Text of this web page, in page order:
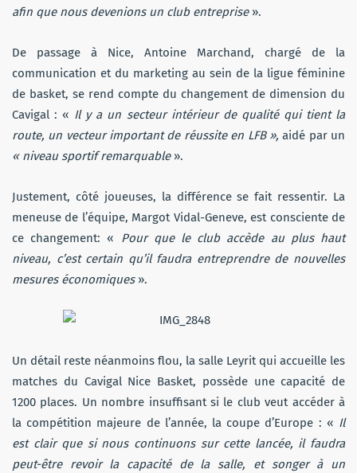
afin que nous devenions un club entreprise ».
De passage à Nice, Antoine Marchand, chargé de la
communication et du marketing au sein de la ligue féminine
de basket, se rend compte du changement de dimension du
Cavigal : « Il y a un secteur intérieur de qualité qui tient la
route, un vecteur important de réussite en LFB »,aidé par un
« niveau sportif remarquable ».
Justement, côté joueuses, la différence se fait ressentir. La
meneuse de l’équipe, Margot Vidal-Geneve, est consciente de
ce changement: « Pour que le club accède au plus haut
niveau, c’est certain qu’il faudra entreprendre de nouvelles
mesures économiques».
Un détail reste néanmoins flou, la salle Leyrit qui accueille les
matches du Cavigal Nice Basket, possède une capacité de
1200 places. Un nombre insuffisant si le club veut accéder à
la compétition majeure de l’année, la coupe d’Europe : « Il
est clair que si nous continuons sur cette lancée, il faudra
peut-être revoir la capacité de la salle, et songer à un